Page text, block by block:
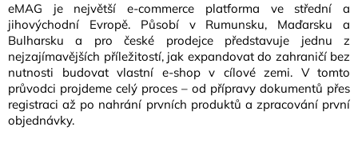
eMAG je největší e-commerce platforma ve střední a
jihovýchodní Evropě. Působí v Rumunsku, Maďarsku a
Bulharsku a pro české prodejce představuje jednu z
nejzajímavějších příležitostí, jak expandovat do zahraničí bez
nutnosti budovat vlastní e-shop v cílové zemi. V tomto
průvodci projdeme celý proces – od přípravy dokumentů přes
registraci až po nahrání prvních produktů a zpracování první
objednávky.